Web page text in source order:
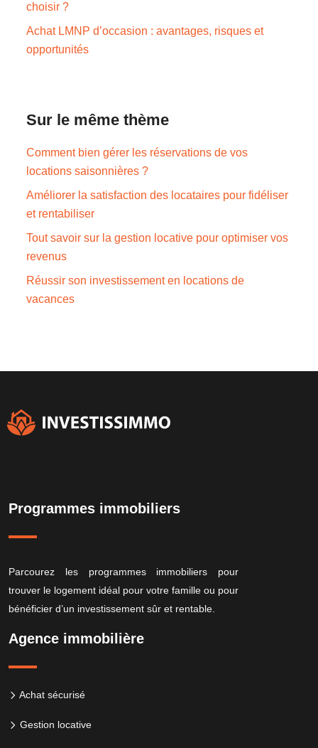
choisir ?
Achat LMNP d’occasion : avantages, risques et
opportunités
Sur le même thème
Comment bien gérer les réservations de vos
locations saisonnières ?
Améliorer la satisfaction des locataires pour fidéliser
et rentabiliser
Tout savoir sur la gestion locative pour optimiser vos
revenus
Réussir son investissement en locations de
vacances
Programmes immobiliers
Parcourez les programmes immobiliers pour
trouver le logement idéal pour votre famille ou pour
bénéficier d’un investissement sûr et rentable.
Agence immobilière
Achat sécurisé
Gestion locative